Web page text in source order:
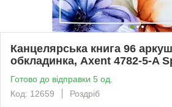
Канцелярська книга 96
обкладинка, Axent 4782-5-A
Готово до відправки 5 од.
Код: 12659
Роздріб